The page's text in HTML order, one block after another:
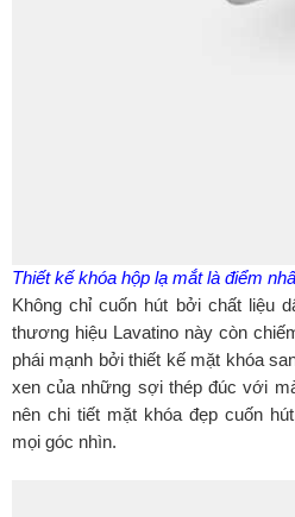
Thiết kế khóa hộp lạ mắt là điểm
Không chỉ cuốn hút bởi chất liệu
thương hiệu Lavatino này còn
phái mạnh bởi thiết kế mặt khóa
xen của những sợi thép đúc với
nên chi tiết mặt khóa đẹp cuốn
mọi góc nhìn.